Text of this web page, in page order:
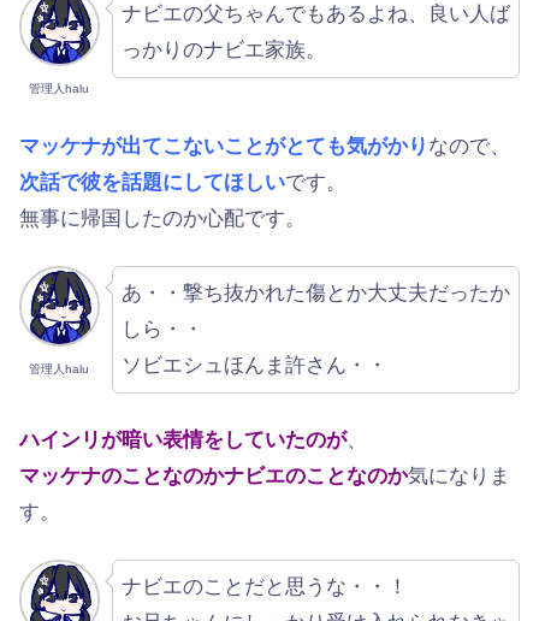
管理人halu
ナビエの父ちゃんでもあるよね、良い人ば
っかりのナビエ家族。
マッケナが出てこないことがとても気がかり なので、
次話で彼を話題にしてほしいです。
無事に帰国したのか心配です。
管理人halu
あ・・撃ち抜かれた傷とか大丈夫だったか
しら・・
ソビエシュほんま許さん・・
ハインリが暗い表情をしていたのが、
マッケナのことなのかナビエのことなのか気になりま
す。
ナビエのことだと思うな・・！